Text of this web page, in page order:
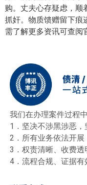
购。丈夫心存疑虑，顺
抓奸。物质馈赠留下痕
需了解更多资讯可查
我们在办理案件过程
1．坚决不涉黑涉恶，
2．所有业务依法开展
3．权责清晰、收费透
4．流程合规、证据有